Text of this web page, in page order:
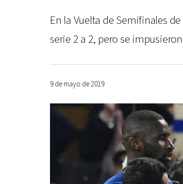
En la Vuelta de Semifinales
serie 2 a 2, pero se
9 de mayo de 2019